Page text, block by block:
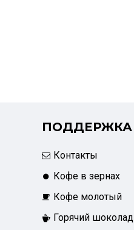
ПОДДЕРЖКА
Контакты
Кофе в зернах
Кофе молотый
Горячий шоколад